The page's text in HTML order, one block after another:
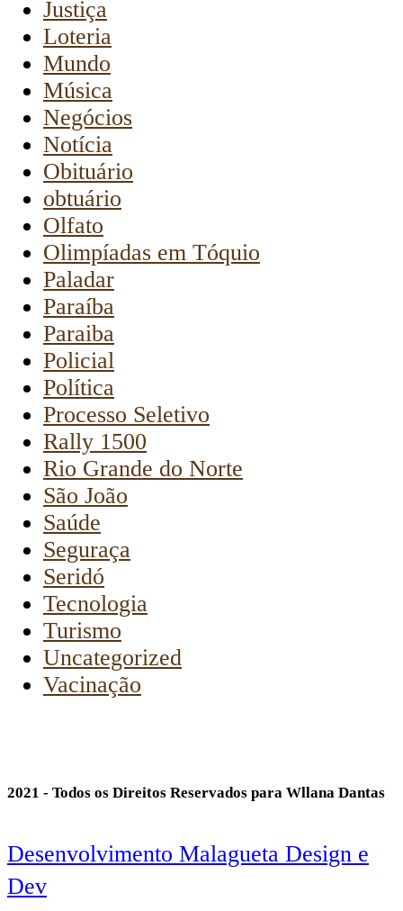
Justiça
Loteria
Mundo
Música
Negócios
Notícia
Obituário
obtuário
Olfato
Olimpíadas em Tóquio
Paladar
Paraíba
Paraiba
Policial
Política
Processo Seletivo
Rally 1500
Rio Grande do Norte
São João
Saúde
Seguraça
Seridó
Tecnologia
Turismo
Uncategorized
Vacinação
2021 - Todos os Direitos Reservados para Wllana Dantas
Desenvolvimento Malagueta Design e
Dev